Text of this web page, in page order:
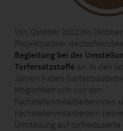
Von Oktober 2022 bis
Projektpartner
Begleitung bei der
Torfersatzstoffe an. In den
Jahren haben
Möglichkeit sich von den
Fachstellenmitarbeiterinnen
Fachstellenmitarbeitern
Umstellung auf